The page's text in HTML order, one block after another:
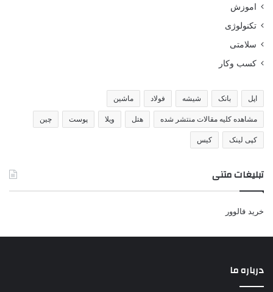
اموزش
تکنولوژی
سلامتی
کسب وکار
اپل بانک شیشه فولاد ماشین
مشاهده کلیه مقالات منتشر شده هتل ویلا پوست چین
کپی لینک کیس
تبلیغات متنی
خرید فالوور
درباره ما